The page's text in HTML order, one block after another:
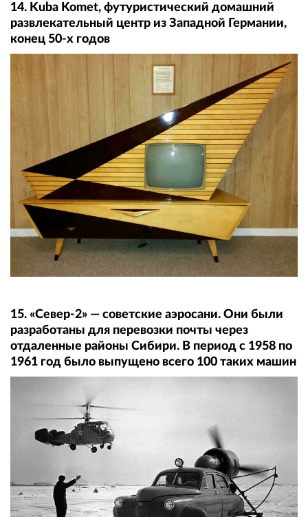
14. Kuba Komet, футуристический домашний
развлекательный центр из Западной Германии,
конец 50-х годов
15. «Север-2» — советские аэросани. Они были
разработаны для перевозки почты через
отдаленные районы Сибири. В период с 1958 по
1961 год было выпущено всего 100 таких машин